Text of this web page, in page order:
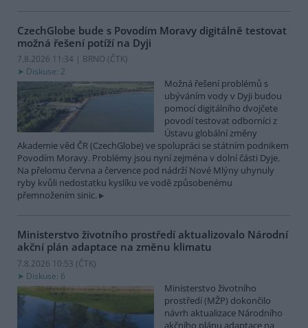
CzechGlobe bude s Povodím Moravy digitálně testovat
možná řešení potíží na Dyji
7.8.2026 11:34 | BRNO (ČTK)
Diskuse: 2
Možná řešení problémů s
ubýváním vody v Dyji budou
pomocí digitálního dvojčete
povodí testovat odborníci z
Ústavu globální změny
Akademie věd ČR (CzechGlobe) ve spolupráci se státním podnikem
Povodím Moravy. Problémy jsou nyní zejména v dolní části Dyje.
Na přelomu června a července pod nádrží Nové Mlýny uhynuly
ryby kvůli nedostatku kyslíku ve vodě způsobenému
přemnožením sinic.
Ministerstvo životního prostředí aktualizovalo Národní
akční plán adaptace na změnu klimatu
7.8.2026 10:53 (ČTK)
Diskuse: 6
Ministerstvo životního
prostředí (MŽP) dokončilo
návrh aktualizace Národního
akčního plánu adaptace na